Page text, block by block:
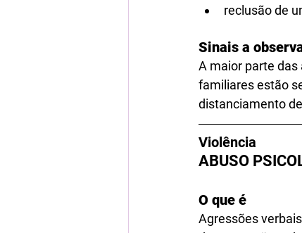
reclusão de
Sinais a
A maior parte das
familiares estão
distanciamento
Violência
ABUSO
O que é
Agressões